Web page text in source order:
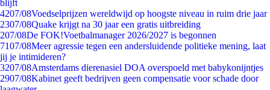
blijft
4207/08Voedselprijzen wereldwijd op hoogste niveau in ruim drie jaar
2307/08Quake krijgt na 30 jaar een gratis uitbreiding
207/08De FOK!Voetbalmanager 2026/2027 is begonnen
7107/08Meer agressie tegen een andersluidende politieke mening, laat
jij je intimideren?
3207/08Amsterdams dierenasiel DOA overspoeld met babykonijntjes
2907/08Kabinet geeft bedrijven geen compensatie voor schade door